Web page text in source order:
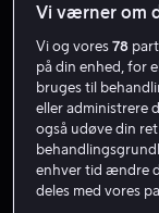
Vi værner om
Vi og vores78
på din enhed, for
bruges til
eller administrere
også udøve din
enhver tid ændre
deles med vores